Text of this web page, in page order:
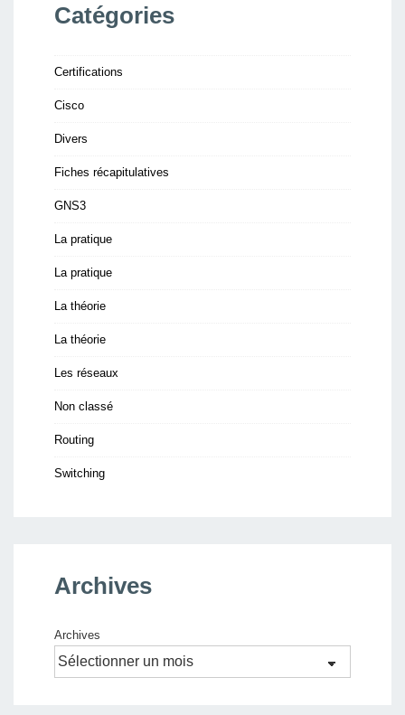
Catégories
Certifications
Cisco
Divers
Fiches récapitulatives
GNS3
La pratique
La pratique
La théorie
La théorie
Les réseaux
Non classé
Routing
Switching
Archives
Archives